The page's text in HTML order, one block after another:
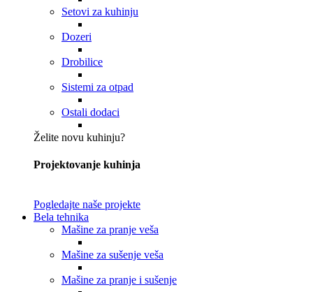
Setovi za kuhinju
Dozeri
Drobilice
Sistemi za otpad
Ostali dodaci
Želite novu kuhinju?
Projektovanje kuhinja
Pogledajte naše projekte
Bela tehnika
Mašine za pranje veša
Mašine za sušenje veša
Mašine za pranje i sušenje